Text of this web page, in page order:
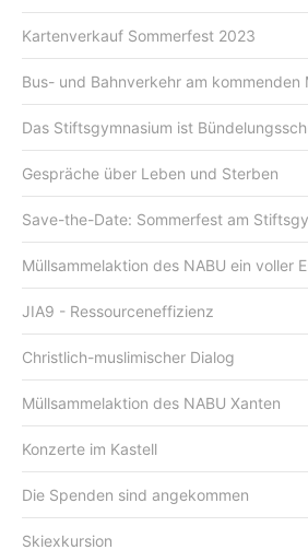
Kartenverkauf Sommerfest 2023
Bus- und Bahnverkehr am kommenden
Das Stiftsgymnasium ist
Gespräche über Leben und Sterben
Save-the-Date: Sommerfest am
Müllsammelaktion des NABU ein voller
JIA9 - Ressourceneffizienz
Christlich-muslimischer Dialog
Müllsammelaktion des NABU Xanten
Konzerte im Kastell
Die Spenden sind angekommen
Skiexkursion